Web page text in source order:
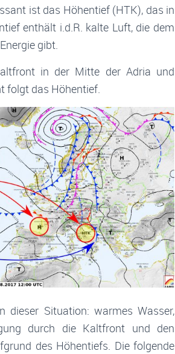
ist das Höhentief (HTK), das in
enthält i.d.R. kalte Luft, die dem
gibt.
in der Mitte der Adria und
folgt das Höhentief.
dieser Situation: warmes Wasser,
durch die Kaltfront und den
des Höhentiefs. Die folgende